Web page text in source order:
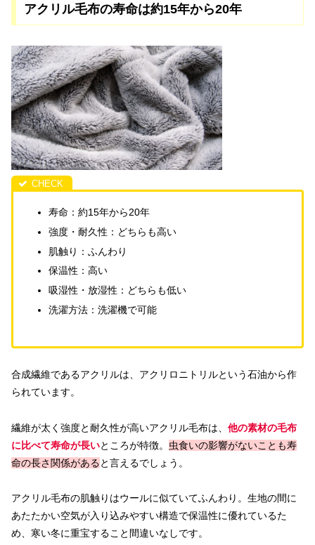
アクリル毛布の寿命は約15年から20年
寿命：約15年から20年
強度・耐久性：どちらも高い
肌触り：ふんわり
保温性：高い
吸湿性・放湿性：どちらも低い
洗濯方法：洗濯機で可能
合成繊維であるアクリルは、アクリロニトリルという石油から作
られています。
繊維が太く強度と耐久性が高いアクリル毛布は、 他の素材の毛布
に比べて寿命が長いところが特徴。 虫食いの影響がないことも寿
命の長さ関係があると言えるでしょう。
アクリル毛布の肌触りはウールに似ていてふんわり。生地の間に
あたたかい空気が入り込みやすい構造で保温性に優れているた
め、寒い冬に重宝すること間違いなしです。